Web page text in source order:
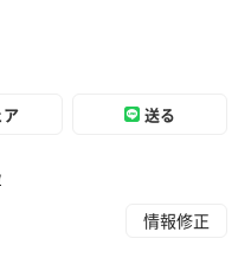
ア 送る
情報修正